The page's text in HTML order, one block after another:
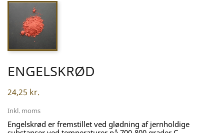
ENGELSKRØD
24,25 kr.
Inkl. moms
Engelskrød er fremstillet ved glødning af jernholdige